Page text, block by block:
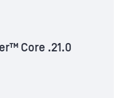
Core .21.0